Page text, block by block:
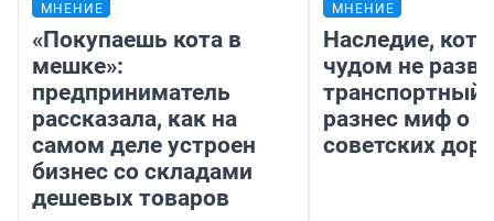
МНЕНИЕ
«Покупаешь кота в
мешке»:
предприниматель
рассказала, как на
самом деле устроен
бизнес со складами
дешевых товаров
МНЕНИЕ
Наследие,
чудом не
транспортный
разнес миф о
советских